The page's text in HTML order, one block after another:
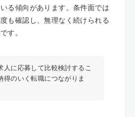
る傾向があります。条件面では
も確認し、無理なく続けられる
す。
人に応募して比較検討するこ
得のいく転職につながりま